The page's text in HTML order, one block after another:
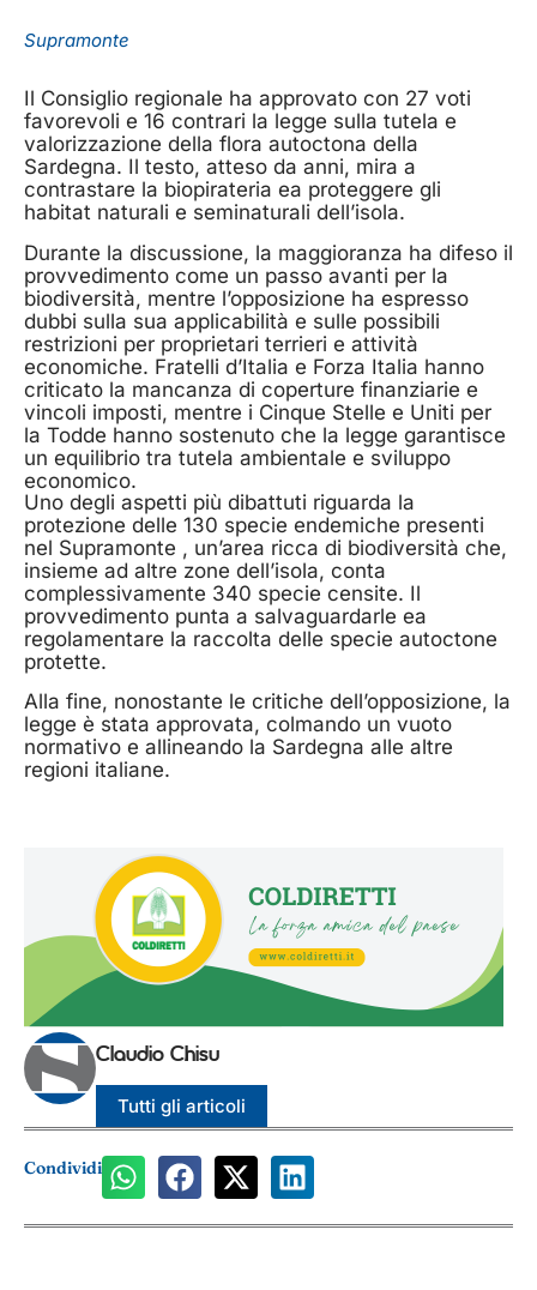
Supramonte
Il Consiglio regionale ha approvato con 27 voti
favorevoli e 16 contrari la legge sulla tutela e
valorizzazione della flora autoctona della
Sardegna. Il testo, atteso da anni, mira a
contrastare la biopirateria ea proteggere gli
habitat naturali e seminaturali dell’isola.
Durante la discussione, la maggioranza ha difeso il
provvedimento come un passo avanti per la
biodiversità, mentre l’opposizione ha espresso
dubbi sulla sua applicabilità e sulle possibili
restrizioni per proprietari terrieri e attività
economiche. Fratelli d’Italia e Forza Italia hanno
criticato la mancanza di coperture finanziarie e
vincoli imposti, mentre i Cinque Stelle e Uniti per
la Todde hanno sostenuto che la legge garantisce
un equilibrio tra tutela ambientale e sviluppo
economico.
Uno degli aspetti più dibattuti riguarda la
protezione delle 130 specie endemiche presenti
nel Supramonte , un’area ricca di biodiversità che,
insieme ad altre zone dell’isola, conta
complessivamente 340 specie censite. Il
provvedimento punta a salvaguardarle ea
regolamentare la raccolta delle specie autoctone
protette.
Alla fine, nonostante le critiche dell’opposizione, la
legge è stata approvata, colmando un vuoto
normativo e allineando la Sardegna alle altre
regioni italiane.
Claudio Chisu
Tutti gli articoli
Condividi